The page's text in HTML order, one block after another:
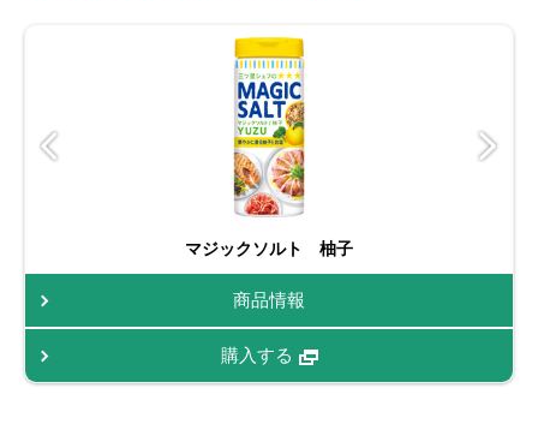
マジックソルト 柚子
商品情報
購入する